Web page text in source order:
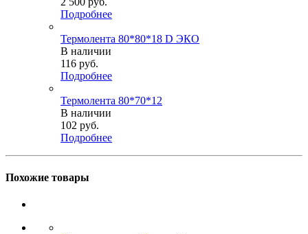
Подробнее
Термолента 80*80*18 D ЭКО
В наличии
116 руб.
Подробнее
Термолента 80*70*12
В наличии
102 руб.
Подробнее
Похожие товары